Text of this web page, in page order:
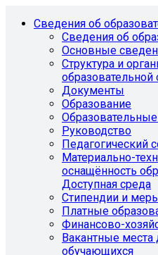
Сведения об
Сведения об
Основные
Структура и
образовательной
Документы
Образование
Руководство
Педагогический
Материально-
оснащённость
Доступная среда
Стипендии и
Платные
Финансово-
Вакантные места
обучающихся